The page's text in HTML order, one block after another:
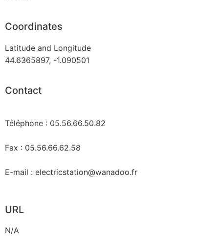
Coordinates
Latitude and Longitude
44.6365897, -1.090501
Contact
Téléphone : 05.56.66.50.82
Fax : 05.56.66.62.58
E-mail : electricstation@wanadoo.fr
URL
N/A